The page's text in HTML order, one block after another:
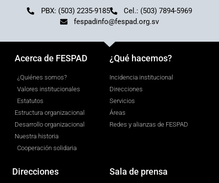
PBX: (503) 2235-9185
Cel.: (503) 7894-5969
fespadinfo@fespad.org.sv
Acerca de FESPAD
¿Quiénes somos?
Valores institucionales
Estatutos
Estructura organizacional
Desarrollo organizacional
Nuestra historia
Cooperación solidaria
¿Qué hacemos?
Incidencia institucional
Direcciones
Servicios
Áreas
Redes y alianzas de FESPAD
Direcciones Sala de prensa